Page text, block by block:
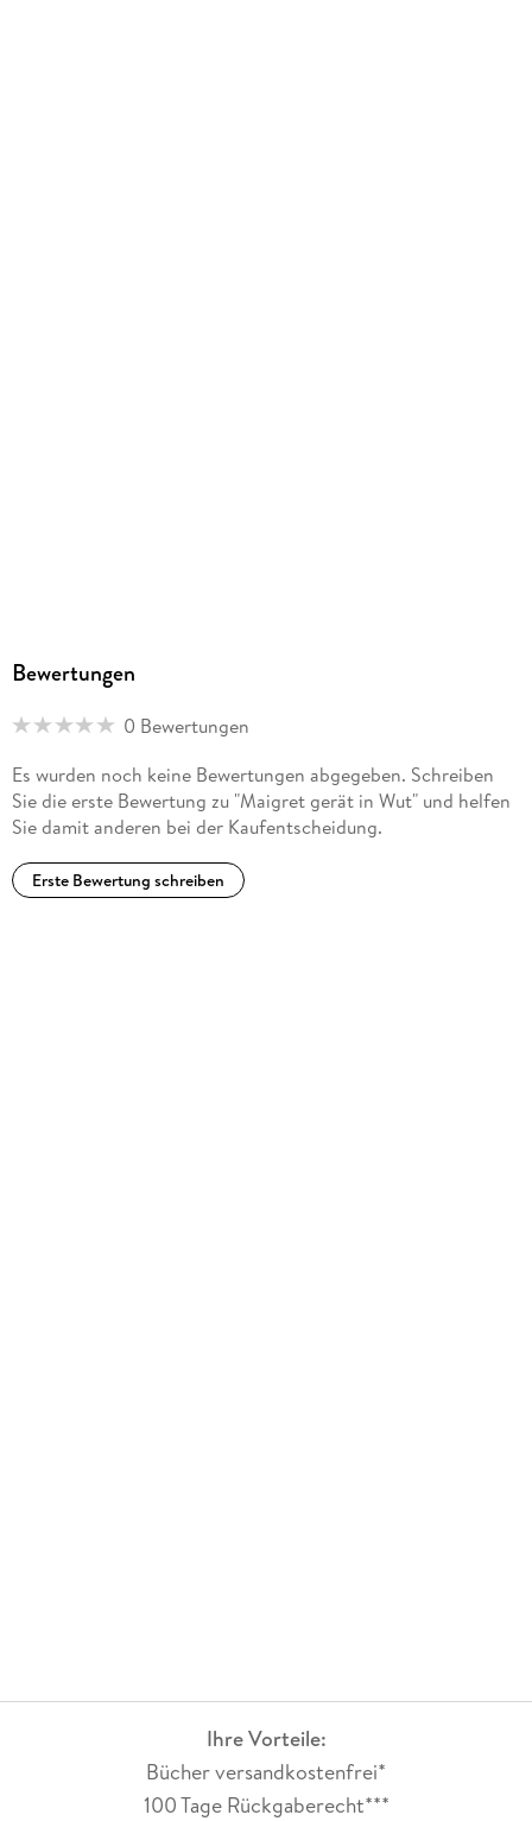
Bewertungen
0 Bewertungen
Es wurden noch keine Bewertungen abgegeben. Schreiben
Sie die erste Bewertung zu "Maigret gerät in Wut" und helfen
Sie damit anderen bei der Kaufentscheidung.
Erste Bewertung schreiben
Ihre Vorteile:
Bücher versandkostenfrei*
100 Tage Rückgaberecht***